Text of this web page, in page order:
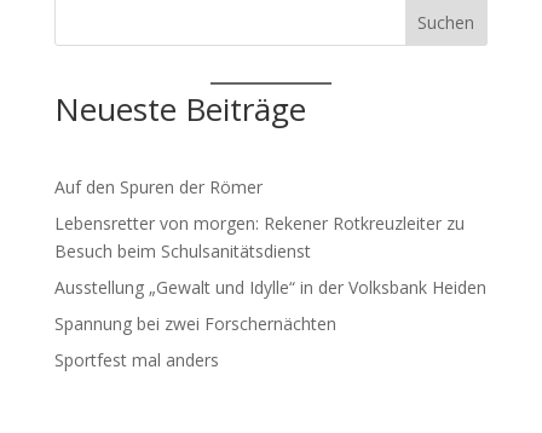
Suchen
Neueste Beiträge
Auf den Spuren der Römer
Lebensretter von morgen: Rekener Rotkreuzleiter zu
Besuch beim Schulsanitätsdienst
Ausstellung „Gewalt und Idylle“ in der Volksbank Heiden
Spannung bei zwei Forschernächten
Sportfest mal anders